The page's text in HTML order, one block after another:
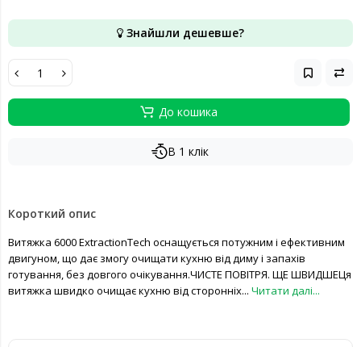
Знайшли дешевше?
До кошика
В 1 клік
Короткий опис
Витяжка 6000 ExtractionTech оснащується потужним і ефективним
двигуном, що дає змогу очищати кухню від диму і запахів
готування, без довгого очікування.ЧИСТЕ ПОВІТРЯ. ЩЕ ШВИДШЕЦя
витяжка швидко очищає кухню від сторонніх... Читати далі...